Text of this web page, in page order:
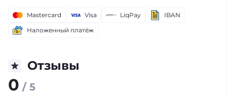
Mastercard Visa LiqPay
IBAN
Наложенный платёж
Отзывы
0 / 5